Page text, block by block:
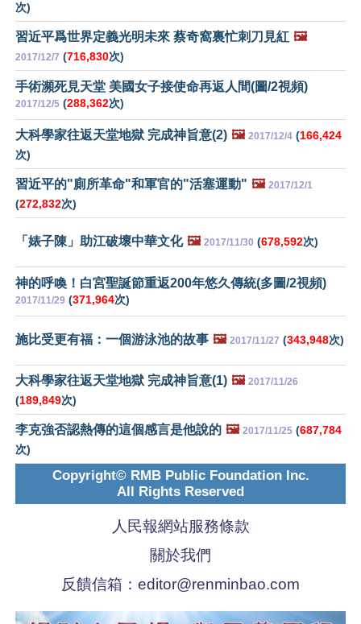
次)
習近平爲世界定義光明未來 蔡奇窩裏忙刺刀見紅 🖼️
2017/12/7 (716,830次)
手術瀕死見天堂 美國女子接使命再返人間(圖/2視頻)
2017/12/5 (288,362次)
大科學家往返天堂地獄 完成神旨意(2) 🖼️ 2017/12/4 (166,424
次)
習近平的"廁所革命"和軍官的"活塞運動" 🖼️ 2017/12/1
(272,832次)
「婊子陳」助江破壞中華文化 🖼️ 2017/11/30 (678,592次)
神的呼喚！白宮聖誕節重返200年悠久傳統(多圖/2視頻)
2017/11/29 (371,964次)
施比受更有福：一個游泳池的故事 🖼️ 2017/11/27 (343,948次)
大科學家往返天堂地獄 完成神旨意(1) 🖼️ 2017/11/26
(189,849次)
李克強否認熱傳的這個感言是他說的 🖼️ 2017/11/25 (687,784
次)
Copyright© RMB Public Foundation Inc.
All Rights Reserved
人民報網站服務條款
關於我們
反饋信箱： editor@renminbao.com